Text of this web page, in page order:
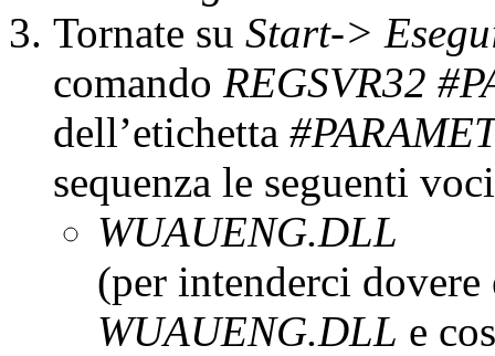
Tornate su Start->
comando REGSVR32
dell’etichetta
sequenza le seguenti
WUAUENG.DLL
(per intenderci
WUAUENG.DLL e